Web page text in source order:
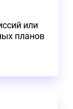
или
планов